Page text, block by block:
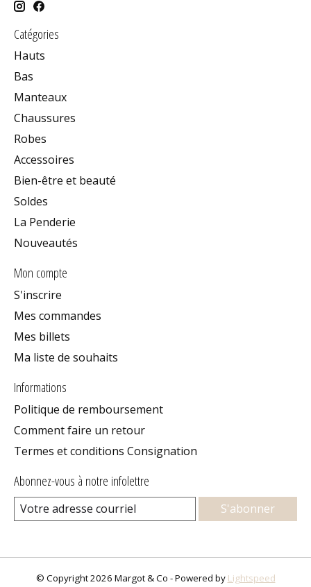
Catégories
Hauts
Bas
Manteaux
Chaussures
Robes
Accessoires
Bien-être et beauté
Soldes
La Penderie
Nouveautés
Mon compte
S'inscrire
Mes commandes
Mes billets
Ma liste de souhaits
Informations
Politique de remboursement
Comment faire un retour
Termes et conditions Consignation
Abonnez-vous à notre infolettre
S'abonner
© Copyright 2026 Margot & Co - Powered by Lightspeed